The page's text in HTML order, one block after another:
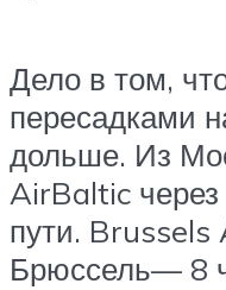
Дело в том,
пересадками
дольше. Из
AirBaltic
пути. Brussels
Брюссель— 8